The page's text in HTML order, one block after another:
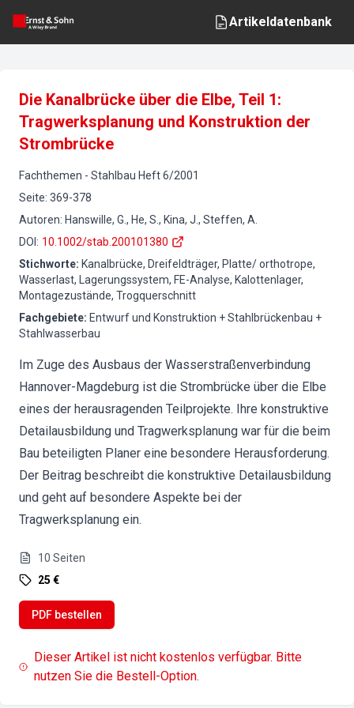
Artikeldatenbank
Die Kanalbrücke über die Elbe, Teil 1:
Tragwerksplanung und Konstruktion der
Strombrücke
Fachthemen - Stahlbau Heft6/2001
Seite: 369-378
Autoren: Hanswille, G., He, S., Kina, J., Steffen, A.
DOI : 10.1002/stab.200101380
Stichworte: Kanalbrücke, Dreifeldträger, Platte/ orthotrope,
Wasserlast, Lagerungssystem, FE-Analyse, Kalottenlager,
Montagezustände, Trogquerschnitt
Fachgebiete: Entwurf und Konstruktion + Stahlbrückenbau +
Stahlwasserbau
Im Zuge des Ausbaus der Wasserstraßenverbindung
Hannover-Magdeburg ist die Strombrücke über die Elbe
eines der herausragenden Teilprojekte. Ihre konstruktive
Detailausbildung und Tragwerksplanung war für die beim
Bau beteiligten Planer eine besondere Herausforderung.
Der Beitrag beschreibt die konstruktive Detailausbildung
und geht auf besondere Aspekte bei der
Tragwerksplanung ein.
10 Seiten
25 €
PDF bestellen
Dieser Artikel ist nicht kostenlos verfügbar. Bitte
nutzen Sie die Bestell-Option.